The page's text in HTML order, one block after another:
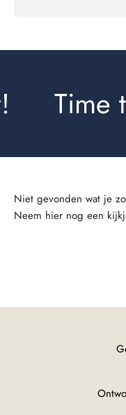
Time
Neem hier nog een